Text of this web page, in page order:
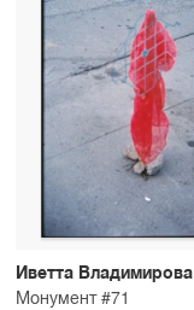
Иветта Владимирова
Монумент #71